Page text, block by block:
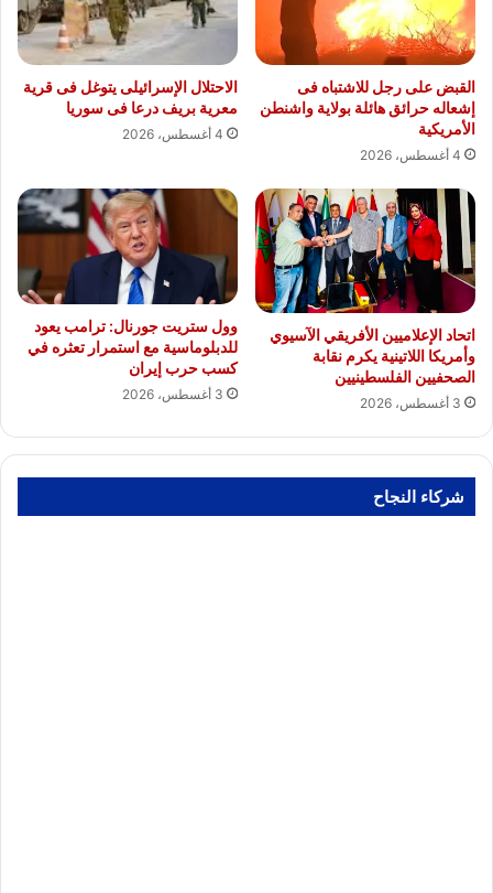
القبض على رجل للاشتباه فى
إشعاله حرائق هائلة بولاية واشنطن
الأمريكية
4 أغسطس، 2026
الاحتلال الإسرائيلى يتوغل فى قرية
معرية بريف درعا فى سوريا
4 أغسطس، 2026
اتحاد الإعلاميين الأفريقي الآسيوي
وأمريكا اللاتينية يكرم نقابة
الصحفيين الفلسطينيين
3 أغسطس، 2026
وول ستريت جورنال: ترامب يعود
للدبلوماسية مع استمرار تعثره في
كسب حرب إيران
3 أغسطس، 2026
شركاء النجاح